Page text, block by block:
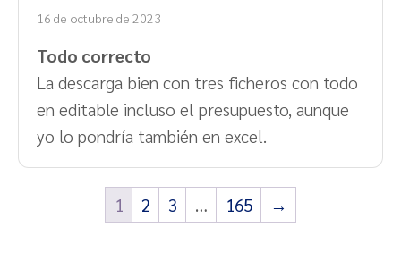
16 de octubre de 2023
Todo correcto
La descarga bien con tres ficheros con todo
en editable incluso el presupuesto, aunque
yo lo pondría también en excel.
1 2 3 … 165 →